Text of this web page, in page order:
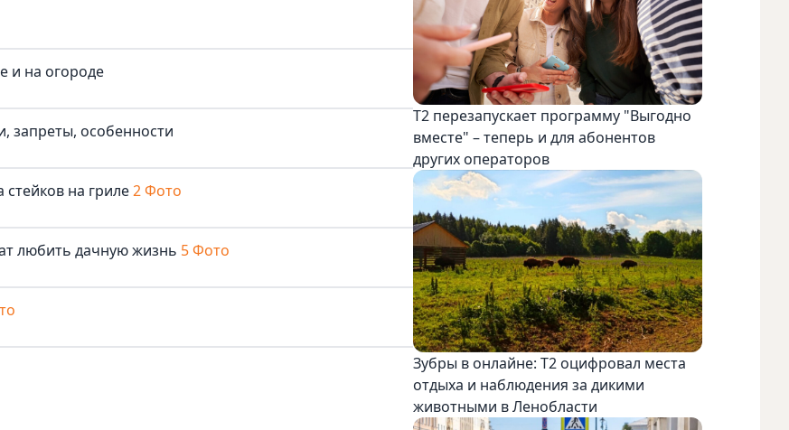
и на огороде
запреты, особенности
на гриле2 Фото
любить дачную жизнь 5 Фото
Т2 перезапускает программу "Выгодно
вместе" – теперь и для абонентов
других операторов
Зубры в онлайне: Т2 оцифровал места
отдыха и наблюдения за дикими
животными в Ленобласти